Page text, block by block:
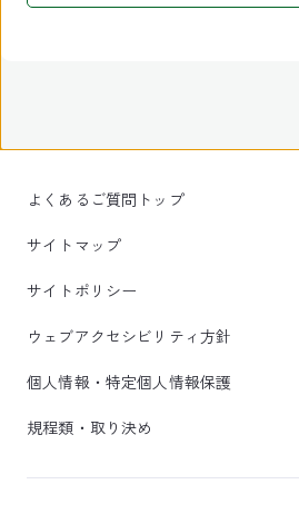
よくあるご質問トップ
サイトマップ
サイトポリシー
ウェブアクセシビリティ方針
個人情報・特定個人情報保護
規程類・取り決め